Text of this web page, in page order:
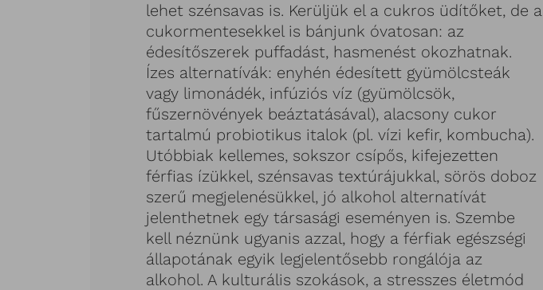
lehet szénsavas is. Kerüljük el a cukros üdítőket, de a
cukormentesekkel is bánjunk óvatosan: az
édesítőszerek puffadást, hasmenést okozhatnak.
Ízes alternatívák: enyhén édesített gyümölcsteák
vagy limonádék, infúziós víz (gyümölcsök,
fűszernövények beáztatásával), alacsony cukor
tartalmú probiotikus italok (pl. vízi kefir, kombucha).
Utóbbiak kellemes, sokszor csípős, kifejezetten
férfias ízükkel, szénsavas textúrájukkal, sörös doboz
szerű megjelenésükkel, jó alkohol alternatívát
jelenthetnek egy társasági eseményen is. Szembe
kell néznünk ugyanis azzal, hogy a férfiak egészségi
állapotának egyik legjelentősebb rongálója az
alkohol. A kulturális szokások, a stresszes életmód